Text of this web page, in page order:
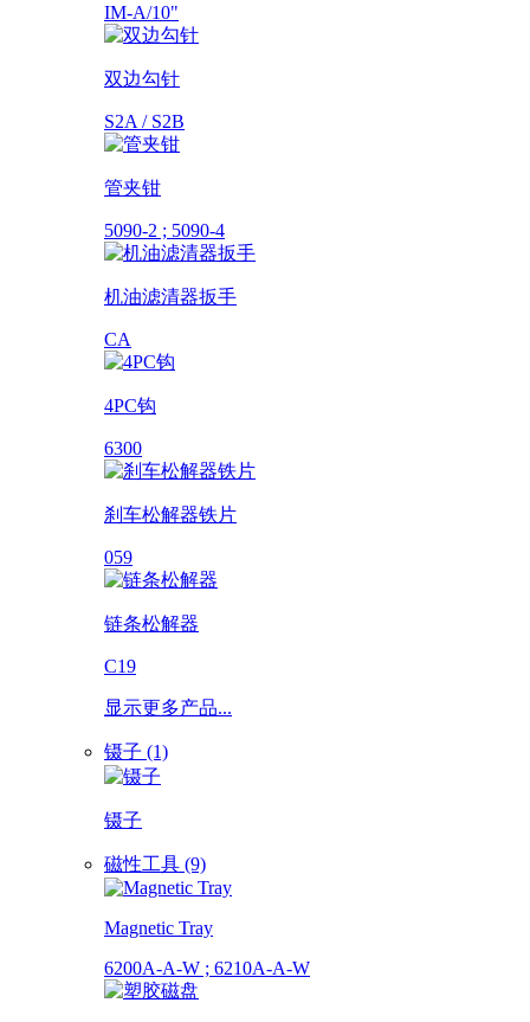
IM-A/10"
双边勾针
S2A / S2B
管夹钳
5090-2 ; 5090-4
机油滤清器扳手
CA
4PC钩
6300
刹车松解器铁片
059
链条松解器
C19
显示更多产品...
镊子 (1)
镊子
磁性工具 (9)
Magnetic Tray
6200A-A-W ; 6210A-A-W